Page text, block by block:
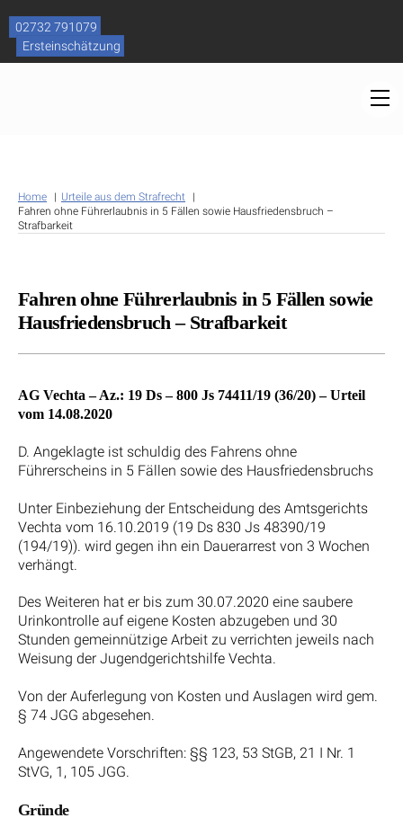
content
02732 791079
Ersteinschätzung
Home
Urteile aus dem Strafrecht
Fahren ohne Führerlaubnis in 5 Fällen sowie Hausfriedensbruch –
Strafbarkeit
Fahren ohne Führerlaubnis in 5 Fällen sowie
Hausfriedensbruch – Strafbarkeit
AG Vechta – Az.: 19 Ds – 800 Js 74411/19 (36/20) – Urteil
vom 14.08.2020
D. Angeklagte ist schuldig des Fahrens ohne
Führerscheins in 5 Fällen sowie des Hausfriedensbruchs
Unter Einbeziehung der Entscheidung des Amtsgerichts
Vechta vom 16.10.2019 (19 Ds 830 Js 48390/19
(194/19)). wird gegen ihn ein Dauerarrest von 3 Wochen
verhängt.
Des Weiteren hat er bis zum 30.07.2020 eine saubere
Urinkontrolle auf eigene Kosten abzugeben und 30
Stunden gemeinnützige Arbeit zu verrichten jeweils nach
Weisung der Jugendgerichtshilfe Vechta.
Von der Auferlegung von Kosten und Auslagen wird gem.
§ 74 JGG abgesehen.
Angewendete Vorschriften: §§ 123, 53 StGB, 21 I Nr. 1
StVG, 1, 105 JGG.
Gründe